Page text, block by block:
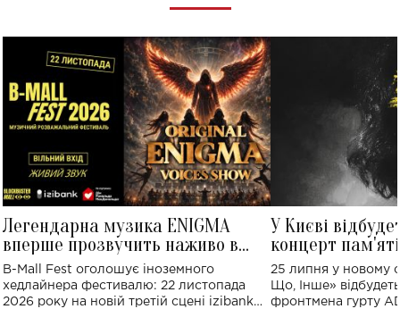
Легендарна музика ENIGMA
вперше прозвучить наживо в
Україні: де відбудеться концерт
B-Mall Fest оголошує іноземного
хедлайнера фестивалю: 22 листопада
2026 року на новій третій сцені izibank
У Києві
концерт
Клименка:
виконають
25 липня у новому
Що, Інше»
фронтмена гурту